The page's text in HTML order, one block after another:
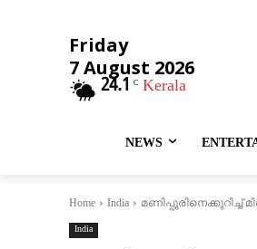
Friday
7 August 2026
24.1 C Kerala
NEWS
Home India മണിപ്പൂരിനെക്കുറിച്ച്
India